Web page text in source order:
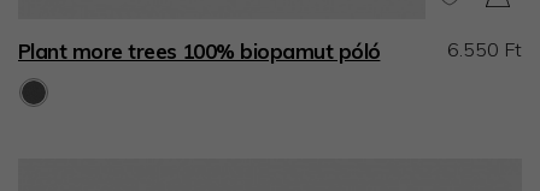
Plant more trees 100% biopamut póló 6.550 Ft